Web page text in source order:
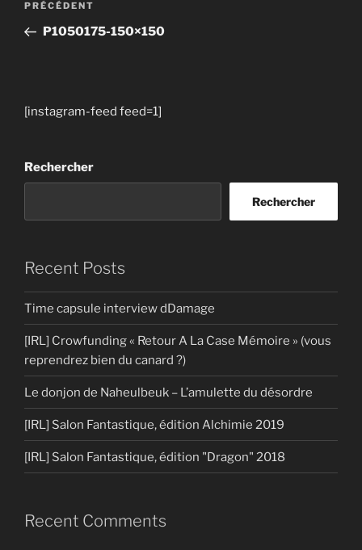
l’article
Article
précédent
PRÉCÉDENT
P1050175-150×150
[instagram-feed feed=1]
Rechercher
Rechercher
Recent Posts
Time capsule interview dDamage
[IRL] Crowfunding « Retour A La Case Mémoire » (vous
reprendrez bien du canard ?)
Le donjon de Naheulbeuk – L’amulette du désordre
[IRL] Salon Fantastique, édition Alchimie 2019
[IRL] Salon Fantastique, édition "Dragon" 2018
Recent Comments